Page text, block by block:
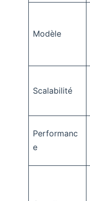
Modèle
Scalabilité
Performanc
e